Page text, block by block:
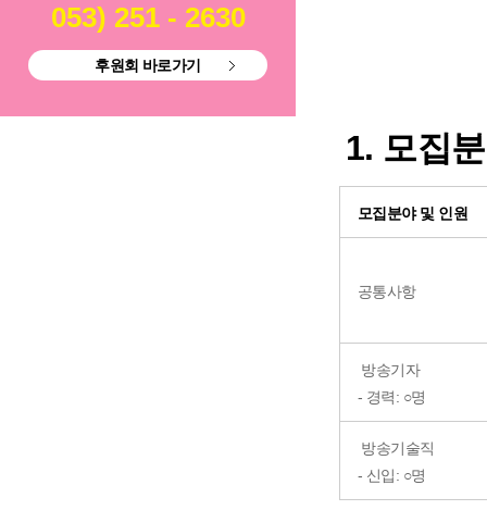
053) 251 - 2630
후원회 바로가기
1. 모집
모집분야 및 인원
공통사항
방송기자
- 경력: ○명
방송기술직
- 신입: ○명